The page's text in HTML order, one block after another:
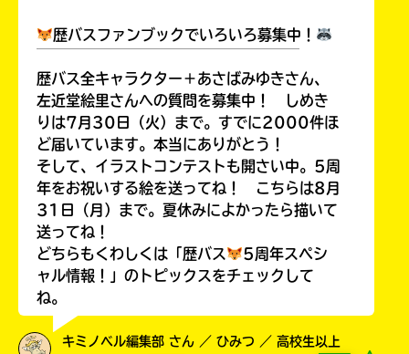
歴バスファンブックでいろいろ募集中！
歴バス全キャラクター＋あさばみゆきさん、
左近堂絵里さんへの質問を募集中！ しめき
りは7月30日（火）まで。すでに2000件ほ
ど届いています。本当にありがとう！
そして、イラストコンテストも開さい中。5周
年をお祝いする絵を送ってね！ こちらは8月
31日（月）まで。夏休みによかったら描いて
送ってね！
どちらもくわしくは「歴バス
5周年スペシ
ャル情報！」のトピックスをチェックして
ね。
キミノベル編集部 さん ／ ひみつ ／ 高校生以上